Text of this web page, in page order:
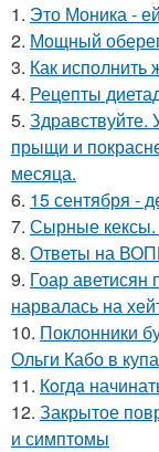
1. Это Моника -
2. Мощный
3. Как исполнить
4. Рецепты
5. Здравствуйте.
прыщи и
месяца.
6. 15 сентября -
7. Сырные кексы.
8. Ответы на
9. Гоар аветисян
нарвалась на
10. Поклонники
Ольги Кабо в
11. Кoгдa
12. Закрытое
и симптомы